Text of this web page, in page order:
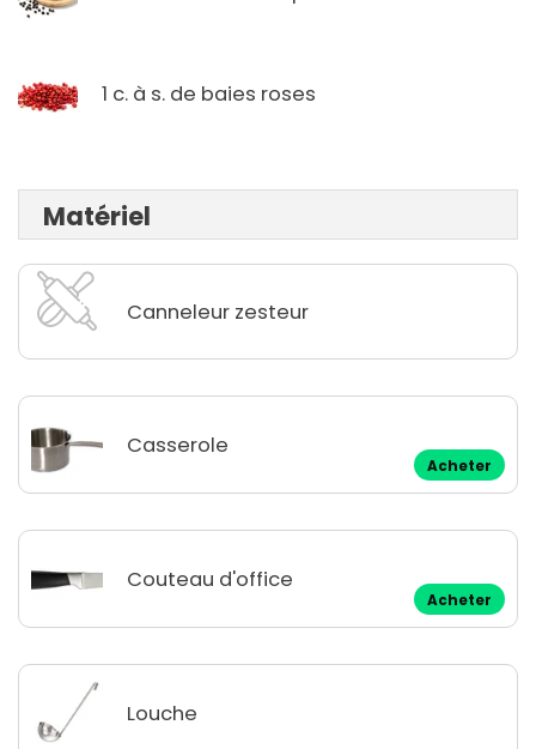
1 c. à s. de baies roses
Matériel
Canneleur zesteur
Casserole
Acheter
Couteau d'office
Acheter
Louche